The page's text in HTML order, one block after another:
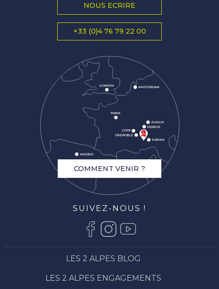
NOUS ECRIRE
+33 (0)4 76 79 22 00
COMMENT VENIR ?
SUIVEZ-NOUS !
LES 2 ALPES BLOG
LES 2 ALPES ENGAGEMENTS